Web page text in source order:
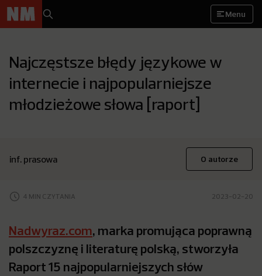
Menu
Najczęstsze błędy językowe w
internecie i najpopularniejsze
młodzieżowe słowa [raport]
inf. prasowa O autorze
4 MIN CZYTANIA 2023-02-20
Nadwyraz.com, marka promująca poprawną
polszczyznę i literaturę polską, stworzyła
Raport 15 najpopularniejszych słów